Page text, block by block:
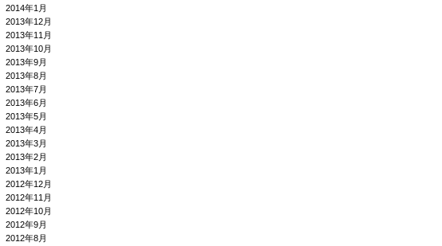
2014年1月
2013年12月
2013年11月
2013年10月
2013年9月
2013年8月
2013年7月
2013年6月
2013年5月
2013年4月
2013年3月
2013年2月
2013年1月
2012年12月
2012年11月
2012年10月
2012年9月
2012年8月